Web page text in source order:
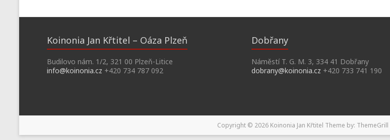
Koinonia Jan Křtitel – Oáza Plzeň
Budilovo nám. 1/2, 321 00 Plzeň-Litice
info@koinonia.cz +420 734 787 092
Dobřany
Náměstí T. G. M. 3, 334 41 Dobřany
dobrany@koinonia.cz +420 733 741 190
Copyright © 2026 Koinonia Jan Křtitel Theme by: ThemeGrill